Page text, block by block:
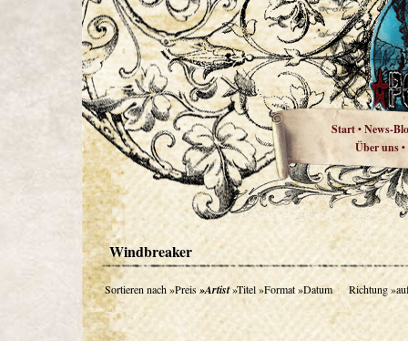
Start•News-
Über uns•
Windbreaker
Sortieren nach»Preis»Artist»Titel»Format»Datum Richtung